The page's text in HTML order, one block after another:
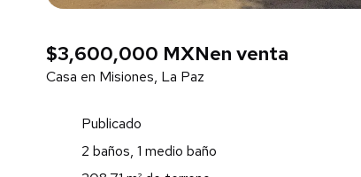
$3,600,000 MXNen venta
Casa en Misiones, La Paz
Publicado
2 baños, 1 medio baño